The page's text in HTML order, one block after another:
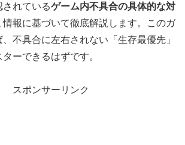
れているゲーム内不具合の具体的な対
情報に基づいて徹底解説します。このガ
不具合に左右されない「生存最優先」
ーできるはずです。
スポンサーリンク